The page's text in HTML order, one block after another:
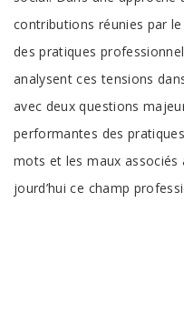
contributions réunies par
des pratiques
analysent ces tensions
avec deux questions
performantes des
mots et les maux
jourd’hui ce champ